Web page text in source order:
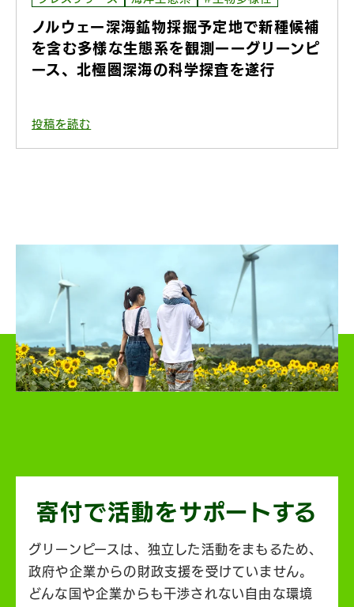
ノルウェー深海鉱物採掘予定地で新種候補
を含む多様な生態系を観測ーーグリーンピ
ース、北極圏深海の科学探査を遂行
投稿を読む
寄付で活動をサポートする
グリーンピースは、独立した活動をまもるため、
政府や企業からの財政支援を受けていません。
どんな国や企業からも干渉されない自由な環境